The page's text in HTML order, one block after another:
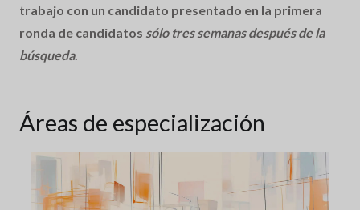
trabajo con un candidato presentado en la primera
ronda de candidatos sólo tres semanas después de la
búsqueda.
Áreas de especialización